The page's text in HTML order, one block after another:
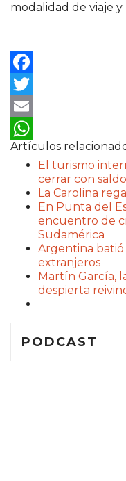
Facebook
Twitter
Email
WhatsApp
Artículos
El turismo
cerrar con
La Carolina
En Punta del
encuentro de
Sudamérica
Argentina
extranjeros
Martín García,
despierta
PODCAST